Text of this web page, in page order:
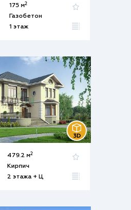
175 м2
Газобетон
1 этаж
479.2 м2
Кирпич
2 этажа + Ц